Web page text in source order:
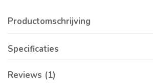
Productomschrijving
Specificaties
Reviews (1)